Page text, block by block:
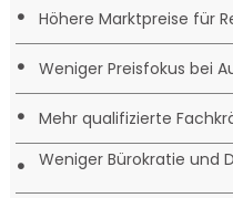
• Höhere Marktpreise für
• Weniger Preisfokus bei
• Mehr qualifizierte
• Weniger Bürokratie und